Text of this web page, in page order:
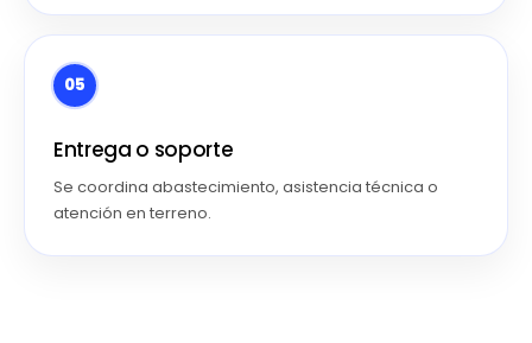
05
Entrega o soporte
Se coordina abastecimiento, asistencia técnica o
atención en terreno.